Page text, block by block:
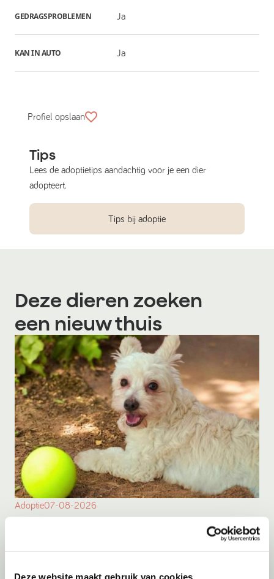
Deze website maakt gebruik van cookies
GEDRAGSPROBLEMEN Ja
KAN IN AUTO Ja
Profiel opslaan
Tips
Lees de adoptietips aandachtig voor je een dier
adopteert.
Tips bij adoptie
Deze dieren zoeken
een nieuw thuis
Adoptie07-08-2026